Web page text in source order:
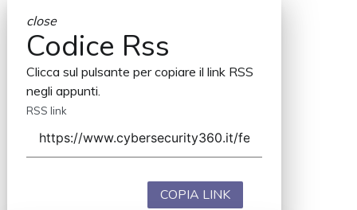
close
Codice Rss
Clicca sul pulsante per copiare il link RSS
negli appunti.
RSS link
COPIA LINK